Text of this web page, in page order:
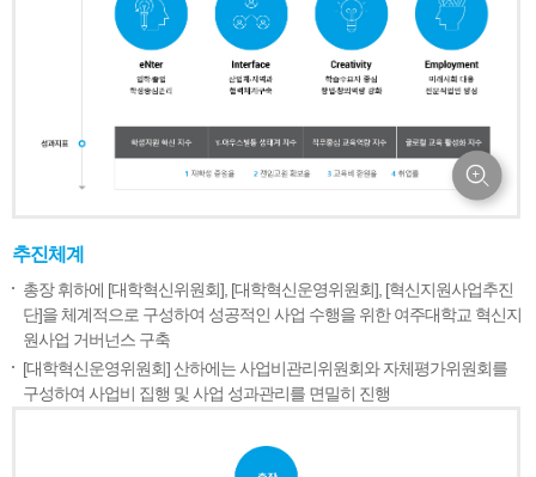
추진체계
총장 휘하에 [대학혁신위원회], [대학혁신운영위원회], [혁신지원사업추진
단]을 체계적으로 구성하여 성공적인 사업 수행을 위한 여주대학교 혁신지
원사업 거버넌스 구축
[대학혁신운영위원회] 산하에는 사업비관리위원회와 자체평가위원회를
구성하여 사업비 집행 및 사업 성과관리를 면밀히 진행